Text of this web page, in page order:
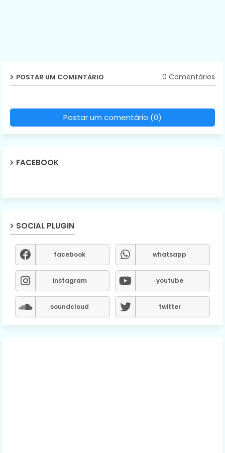
POSTAR UM COMENTÁRIO 0 Comentários
Postar um comentário (0)
FACEBOOK
SOCIAL PLUGIN
facebook whatsapp
instagram youtube
soundcloud twitter